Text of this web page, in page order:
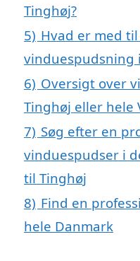
Tinghøj?
5) Hvad er med
vinduespudsning
6) Oversigt over
Tinghøj eller hele
7) Søg efter en
vinduespudser i
til Tinghøj
8) Find en
hele Danmark